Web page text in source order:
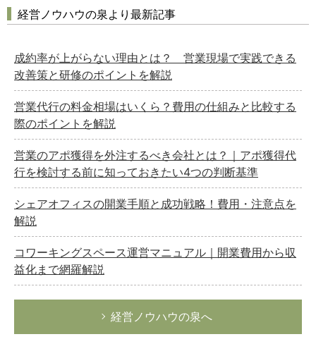
経営ノウハウの泉より最新記事
成約率が上がらない理由とは？ 営業現場で実践できる
改善策と研修のポイントを解説
営業代行の料金相場はいくら？費用の仕組みと比較する
際のポイントを解説
営業のアポ獲得を外注するべき会社とは？｜アポ獲得代
行を検討する前に知っておきたい4つの判断基準
シェアオフィスの開業手順と成功戦略！費用・注意点を
解説
コワーキングスペース運営マニュアル｜開業費用から収
益化まで網羅解説
経営ノウハウの泉へ